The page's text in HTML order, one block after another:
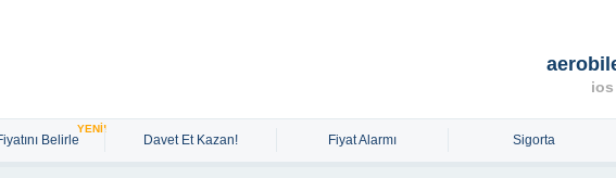
Belirle
YENİ!
Davet Et Kazan! Fiyat Alarmı Sigorta